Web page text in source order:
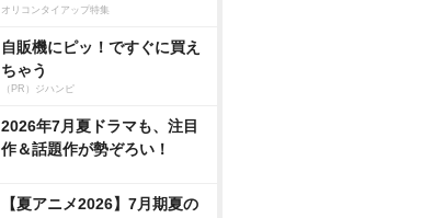
オリコンタイアップ特集
自販機にピッ！ですぐに買え
ちゃう
（PR）ジハンピ
2026年7月夏ドラマも、注目
作＆話題作が勢ぞろい！
【夏アニメ2026】7月期夏の